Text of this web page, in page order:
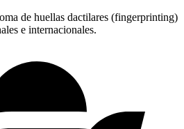
de huellas dactilares (fingerprinting)
e internacionales.